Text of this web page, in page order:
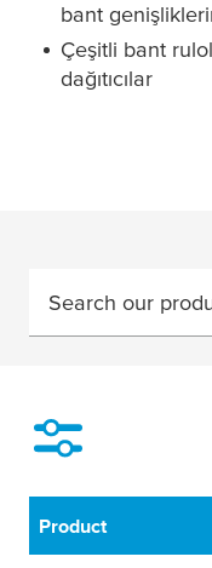
bant
Çeşitli bant
dağıtıcılar
Search our
Product